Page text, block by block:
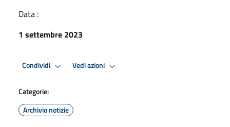
Data :
1 settembre 2023
Condividi Vedi azioni
Categorie:
Archivio notizie